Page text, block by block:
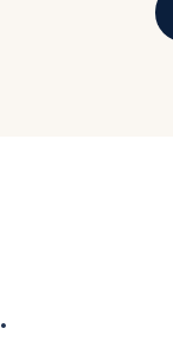
.